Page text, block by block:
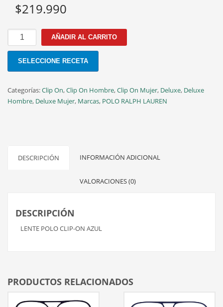
$219.990
4183U
AÑADIR AL CARRITO
SELECCIONE RECETA
Categorías:Clip On,Clip On Hombre,Clip On Mujer, Deluxe, Deluxe
Hombre, Deluxe Mujer, Marcas, POLO RALPH LAUREN
DESCRIPCIÓN INFORMACIÓN ADICIONAL
VALORACIONES (0)
DESCRIPCIÓN
LENTE POLO CLIP-ON AZUL
PRODUCTOS RELACIONADOS